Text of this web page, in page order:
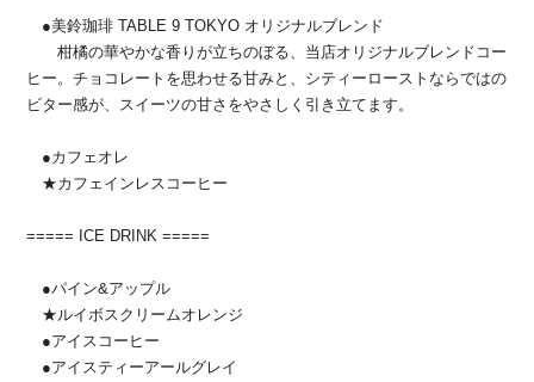
●美鈴珈琲 TABLE 9 TOKYO オリジナルブレンド
柑橘の華やかな香りが立ちのぼる、当店オリジナルブレンドコー
ヒー。チョコレートを思わせる甘みと、シティーローストならではの
ビター感が、スイーツの甘さをやさしく引き立てます。
●カフェオレ
★カフェインレスコーヒー
===== ICE DRINK =====
●パイン&アップル
★ルイボスクリームオレンジ
●アイスコーヒー
●アイスティーアールグレイ